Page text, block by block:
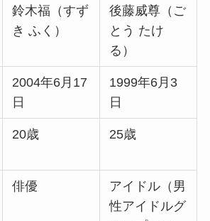
鈴木福（すず
き ふく）
後藤威尊（ご
とう たけ
る）
2004年6月17
日
1999年6月3
日
20歳 25歳
俳優
アイドル（男
性アイドルグ